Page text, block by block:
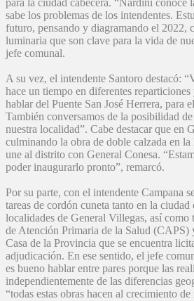
para la ciudad cabecera. “Nardini conoce
sabe los problemas de los intendentes.
futuro, pensando y diagramando el 2022,
luminaria que son clave para la vida de
jefe comunal.
A su vez, el intendente Santoro destacó:
hace un tiempo en diferentes
hablar del Puente San José Herrera, para
También conversamos de la posibilidad
nuestra localidad”. Cabe destacar que en
culminando la obra de doble calzada en
une al distrito con General Conesa.
poder inaugurarlo pronto”, remarcó.
Por su parte, con el intendente Campana
tareas de cordón cuneta tanto en la ciudad
localidades de General Villegas, así
de Atención Primaria de la Salud (CAPS)
Casa de la Provincia que se encuentra
adjudicación. En ese sentido, el jefe
es bueno hablar entre pares porque las
independientemente de las diferencias
“todas estas obras hacen al crecimiento